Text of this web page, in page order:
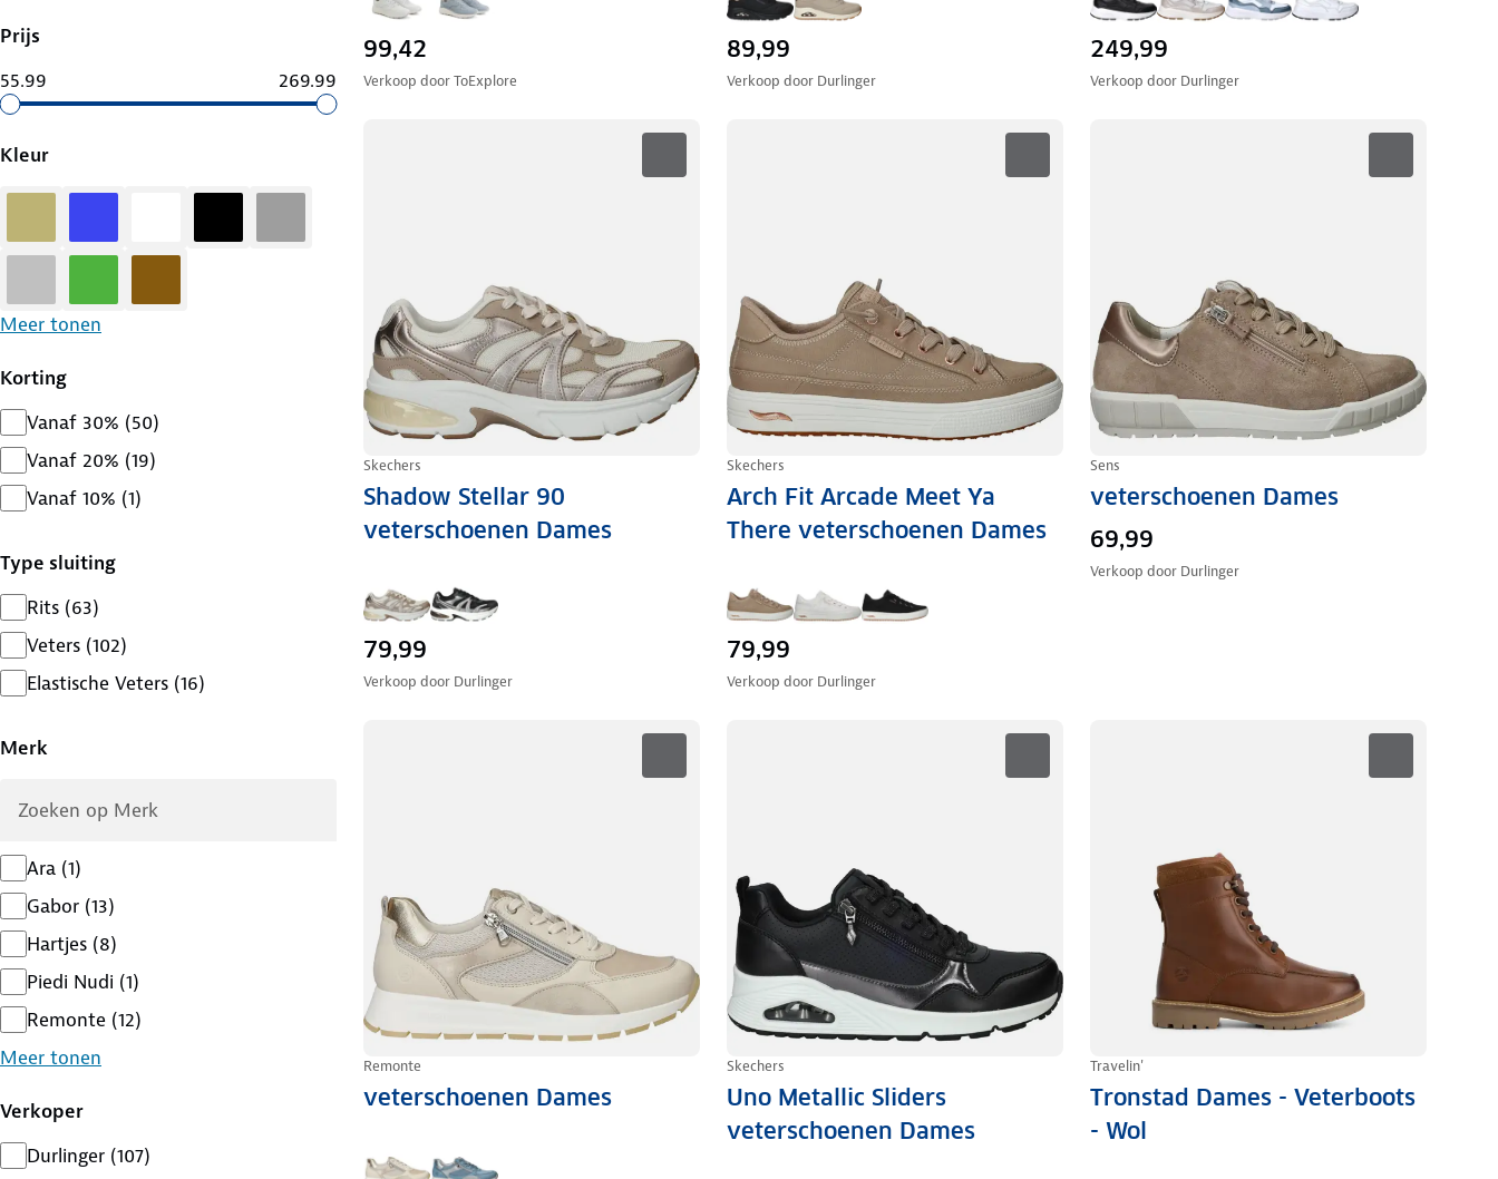
Prijs
55.99
269.99
Kleur
Meer tonen
Korting
Vanaf 30% (50)
Vanaf 20% (19)
Vanaf 10% (1)
Type sluiting
Rits (63)
Veters (102)
Elastische Veters (16)
Merk
Ara (1)
Gabor (13)
Hartjes (8)
Piedi Nudi (1)
Remonte (12)
Meer tonen
Verkoper
Durlinger (107)
99,42
Verkoop doorToExplore
89,99
Verkoop door Durlinger
249,99
Verkoop door Durlinger
Skechers
Shadow Stellar 90
veterschoenen Dames
79,99
Verkoop door Durlinger
Skechers
Arch Fit Arcade Meet Ya
There veterschoenen Dames
79,99
Verkoop door Durlinger
Sens
veterschoenen Dames
69,99
Verkoop door Durlinger
Remonte
veterschoenen Dames
Skechers
Uno Metallic Sliders
veterschoenen Dames
Travelin'
Tronstad Dames - Veterboots
- Wol